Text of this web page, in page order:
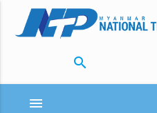
search
menu